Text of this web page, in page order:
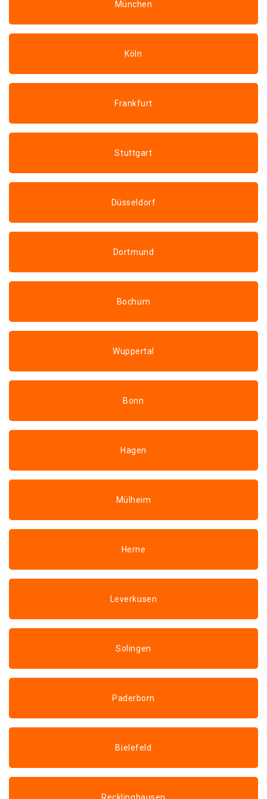
München
Köln
Frankfurt
Stuttgart
Düsseldorf
Dortmund
Bochum
Wuppertal
Bonn
Hagen
Mülheim
Herne
Leverkusen
Solingen
Paderborn
Bielefeld